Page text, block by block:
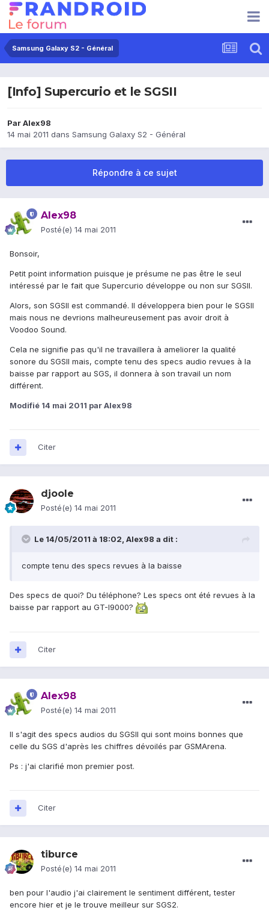
Samsung Galaxy S2 - Général
[Info] Supercurio et le SGSII
ParAlex98
14 mai 2011 dans Samsung Galaxy S2 - Général
Répondre à ce sujet
Alex98
Posté(e) 14 mai 2011
Bonsoir,
Petit point information puisque je présume ne pas être le seul
intéressé par le fait que Supercurio développe ou non sur SGSII.
Alors, son SGSII est commandé. Il développera bien pour le SGSII
mais nous ne devrions malheureusement pas avoir droit à
Voodoo Sound.
Cela ne signifie pas qu'il ne travaillera à ameliorer la qualité
sonore du SGSII mais, compte tenu des specs audio revues à la
baisse par rapport au SGS, il donnera à son travail un nom
différent.
Modifié 14 mai 2011 par Alex98
Citer
djoole
Posté(e) 14 mai 2011
Le 14/05/2011 à 18:02, Alex98 a dit :
compte tenu des specs revues à la baisse
Des specs de quoi? Du téléphone? Les specs ont été revues à la
baisse par rapport au GT-I9000?
Citer
Alex98
Posté(e) 14 mai 2011
Il s'agit des specs audios du SGSII qui sont moins bonnes que
celle du SGS d'après les chiffres dévoilés par GSMArena.
Ps : j'ai clarifié mon premier post.
Citer
tiburce
Posté(e) 14 mai 2011
ben pour l'audio j'ai clairement le sentiment différent, tester
encore hier et je le trouve meilleur sur SGS2.